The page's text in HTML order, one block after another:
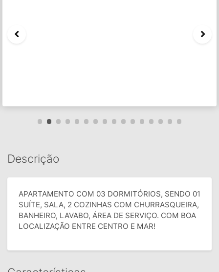
Descrição
APARTAMENTO COM 03 DORMITÓRIOS, SENDO 01
SUÍTE, SALA, 2 COZINHAS COM CHURRASQUEIRA,
BANHEIRO, LAVABO, ÁREA DE SERVIÇO. COM BOA
LOCALIZAÇÃO ENTRE CENTRO E MAR!